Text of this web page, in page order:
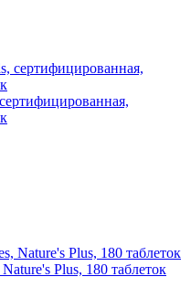
Plus, 180 таблеток